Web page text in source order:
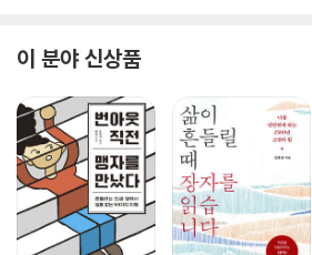
이 분야 신상품